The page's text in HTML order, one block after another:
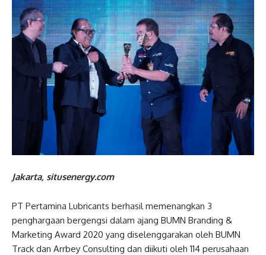
Jakarta, situsenergy.com
PT Pertamina Lubricants berhasil memenangkan 3
penghargaan bergengsi dalam ajang BUMN Branding &
Marketing Award 2020 yang diselenggarakan oleh BUMN
Track dan Arrbey Consulting dan diikuti oleh 114 perusahaan